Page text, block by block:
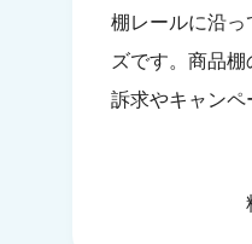
棚レールに沿
ズです。商品
訴求やキャンペ